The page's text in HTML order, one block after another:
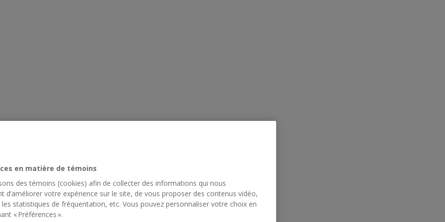
en matière de témoins
des témoins (cookies) afin de collecter des informations qui nous
d’améliorer votre expérience sur le site, de vous proposer des contenus vidéo,
les statistiques de fréquentation, etc. Vous pouvez personnaliser votre choix en
« Préférences ».